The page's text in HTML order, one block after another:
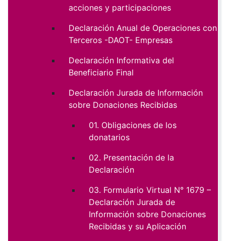
acciones y participaciones
Declaración Anual de Operaciones con
Terceros -DAOT- Empresas
Declaración Informativa del
Beneficiario Final
Declaración Jurada de Información
sobre Donaciones Recibidas
01. Obligaciones de los
donatarios
02. Presentación de la
Declaración
03. Formulario Virtual N° 1679 –
Declaración Jurada de
Información sobre Donaciones
Recibidas y su Aplicación